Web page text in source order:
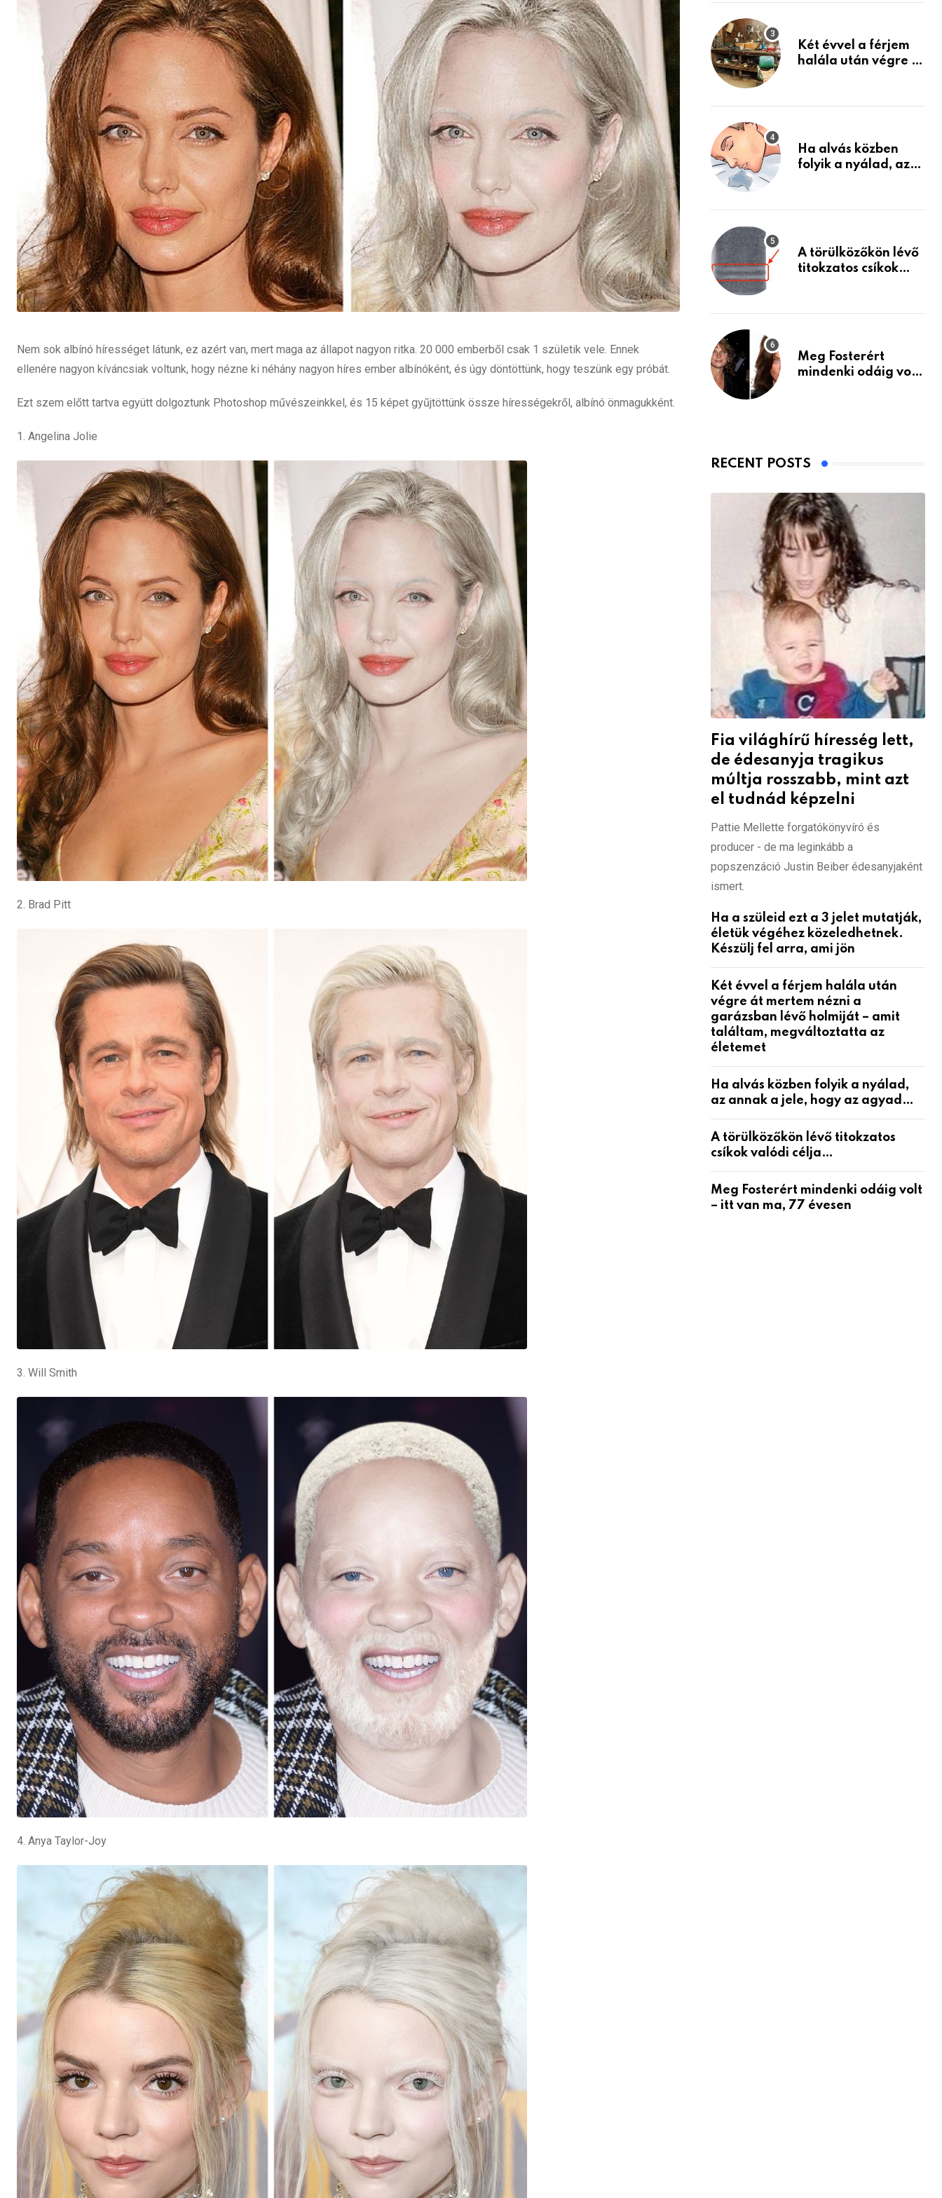
Nem sok albínó hírességet látunk, ez azért van, mert maga az állapot nagyon ritka. 20 000 emberből csak 1 születik vele. Ennek
ellenére nagyon kíváncsiak voltunk, hogy nézne ki néhány nagyon híres ember albínóként, és úgy döntöttünk, hogy teszünk egy próbát.
Ezt szem előtt tartva együtt dolgoztunk Photoshop művészeinkkel, és 15 képet gyűjtöttünk össze hírességekről, albínó önmagukként.
1. Angelina Jolie
2. Brad Pitt
3. Will Smith
4. Anya Taylor-Joy
Készülj fel arra, ami
Két évvel a férjem
halála után végre át
holmiját – amit
életemet
Ha alvás közben
folyik a nyálad, az
A törülközőkön lévő
titokzatos csíkok
Meg Fosterért
mindenki odáig volt
RECENT POSTS
Fia világhírű híresség lett,
de édesanyja tragikus
múltja rosszabb, mint azt
el tudnád képzelni
Pattie Mellette forgatókönyvíró és
producer - de ma leginkább a
popszenzáció Justin Beiber édesanyjaként
ismert.
Ha a szüleid ezt a 3 jelet mutatják,
életük végéhez közeledhetnek.
Készülj fel arra, ami jön
Két évvel a férjem halála után
végre át mertem nézni a
garázsban lévő holmiját – amit
találtam, megváltoztatta az
életemet
Ha alvás közben folyik a nyálad,
az annak a jele, hogy az agyad…
A törülközőkön lévő titokzatos
csíkok valódi célja…
Meg Fosterért mindenki odáig volt
– itt van ma, 77 évesen